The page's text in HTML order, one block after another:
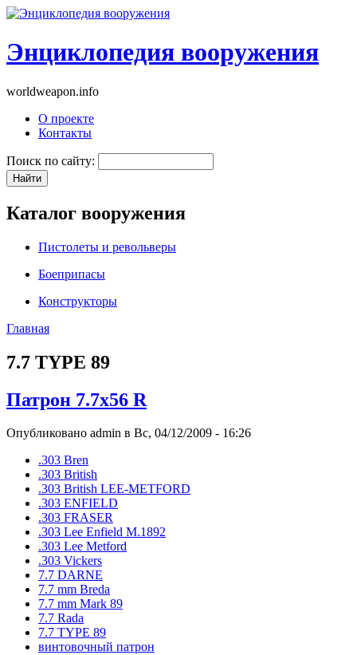
Энциклопедия вооружения
worldweapon.info
О проекте
Контакты
Поиск по сайту:
Каталог вооружения
Пистолеты и револьверы
Боеприпасы
Конструкторы
Главная
7.7 TYPE 89
Патрон 7.7x56 R
Опубликовано admin в Вс, 04/12/2009 - 16:26
.303 Bren
.303 British
.303 British LEE-METFORD
.303 ENFIELD
.303 FRASER
.303 Lee Enfield M.1892
.303 Lee Metford
.303 Vickers
7.7 DARNE
7.7 mm Breda
7.7 mm Mark 89
7.7 Rada
7.7 TYPE 89
винтовочный патрон